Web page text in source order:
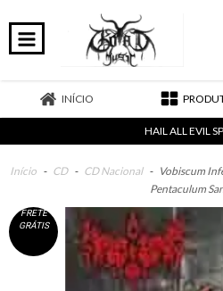
INÍCIO
HAIL ALL EVIL
Início - CD - CD Nacional - Vobiscum
Pentaculum
FRETE
GRÁTIS